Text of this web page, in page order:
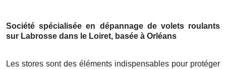
Société spécialisée en dépannage de volets roulants
sur Labrosse dans le Loiret, basée à Orléans
Les stores sont des éléments indispensables pour protéger